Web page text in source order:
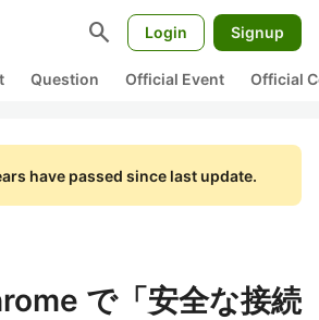
search Login Signup
Question Official Event Official
have passed since last update.
で「安全な接続